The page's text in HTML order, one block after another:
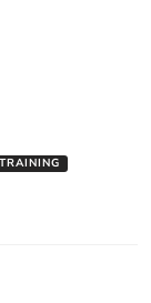
TRAINING